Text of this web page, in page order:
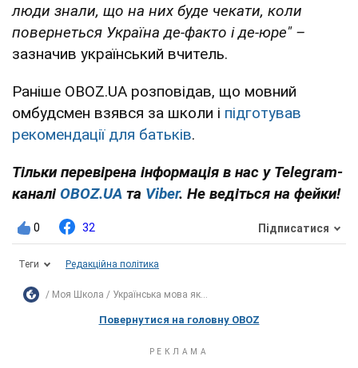
люди знали, що на них буде чекати, коли
повернеться Україна де-факто і де-юре" –
зазначив український вчитель.
Раніше OBOZ.UA розповідав, що мовний
омбудсмен взявся за школи і підготував
рекомендації для батьків.
Тільки перевірена інформація в нас у Telegram-
каналі OBOZ.UA та Viber. Не ведіться на фейки!
0 32 Підписатися
Теги Редакційна політика
Моя Школа Українська мова як...
Повернутися на головну OBOZ